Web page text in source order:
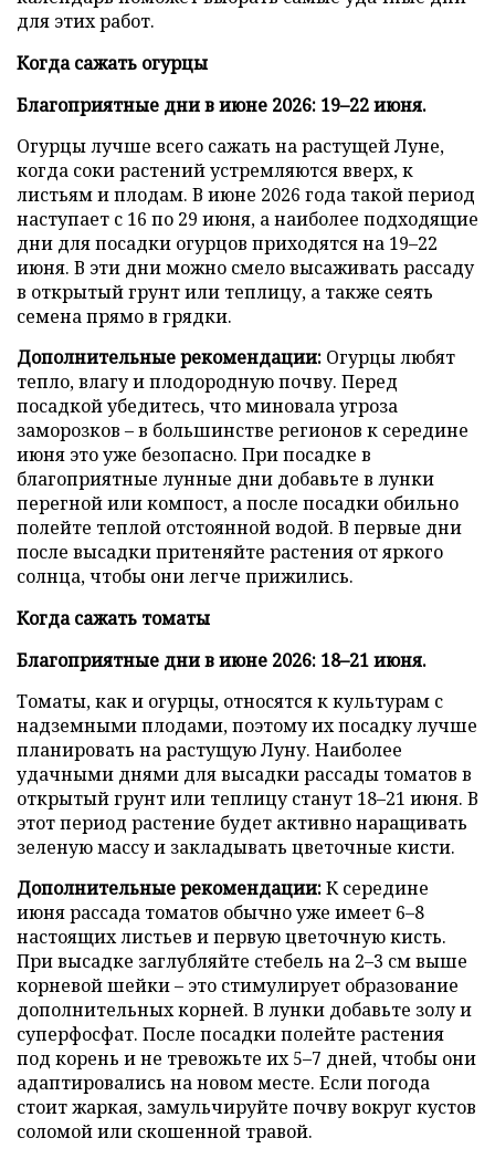
для этих работ.
Когда сажать огурцы
Благоприятные дни в июне 2026: 19–22 июня.
Огурцы лучше всего сажать на растущей Луне,
когда соки растений устремляются вверх, к
листьям и плодам. В июне 2026 года такой период
наступает с 16 по 29 июня, а наиболее подходящие
дни для посадки огурцов приходятся на 19–22
июня. В эти дни можно смело высаживать рассаду
в открытый грунт или теплицу, а также сеять
семена прямо в грядки.
Дополнительные рекомендации: Огурцы любят
тепло, влагу и плодородную почву. Перед
посадкой убедитесь, что миновала угроза
заморозков – в большинстве регионов к середине
июня это уже безопасно. При посадке в
благоприятные лунные дни добавьте в лунки
перегной или компост, а после посадки обильно
полейте теплой отстоянной водой. В первые дни
после высадки притеняйте растения от яркого
солнца, чтобы они легче прижились.
Когда сажать томаты
Благоприятные дни в июне 2026: 18–21 июня.
Томаты, как и огурцы, относятся к культурам с
надземными плодами, поэтому их посадку лучше
планировать на растущую Луну. Наиболее
удачными днями для высадки рассады томатов в
открытый грунт или теплицу станут 18–21 июня. В
этот период растение будет активно наращивать
зеленую массу и закладывать цветочные кисти.
Дополнительные рекомендации:К середине
июня рассада томатов обычно уже имеет 6–8
настоящих листьев и первую цветочную кисть.
При высадке заглубляйте стебель на 2–3 см выше
корневой шейки – это стимулирует образование
дополнительных корней. В лунки добавьте золу и
суперфосфат. После посадки полейте растения
под корень и не тревожьте их 5–7 дней, чтобы они
адаптировались на новом месте. Если погода
стоит жаркая, замульчируйте почву вокруг кустов
соломой или скошенной травой.